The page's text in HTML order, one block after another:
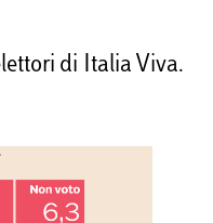
di Italia Viva.